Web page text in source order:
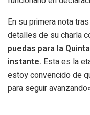
En su primera nota
detalles de su charla
puedas para la
instante. Esta es la
estoy convencido de
para seguir